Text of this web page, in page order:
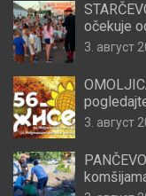
očekuje
3. август
3. август